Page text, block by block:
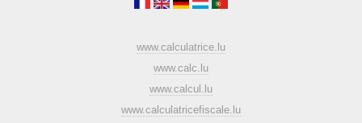
www.calculatrice.lu
www.calc.lu
www.calcul.lu
www.calculatricefiscale.lu